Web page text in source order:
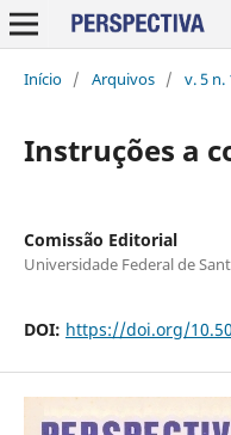
Início / Arquivos / v. 5 n.
Instruções a
Comissão Editorial
Universidade Federal de
DOI: https://doi.org/